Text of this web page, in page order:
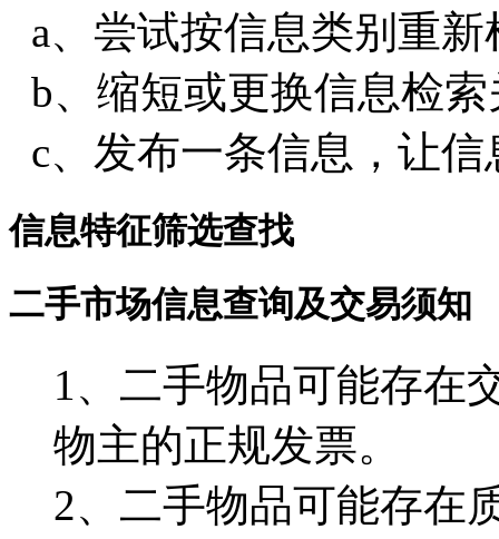
a、尝试按信息类别重
b、缩短或更换信息检
c、发布一条信息，让
信息特征筛选查找
二手市场信息查询及交易须知
1、二手物品可能存在
物主的正规发票。
2、二手物品可能存在